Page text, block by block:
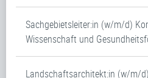
Sachgebietsleiter:in (w/m/d)
Wissenschaft und
Landschaftsarchitekt:in (w/m/